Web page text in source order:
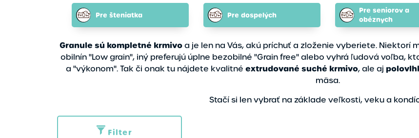
Pre šteniatka Pre dospelých
Pre seniorov a
obéznych
Granule sú kompletné krmivoa je len na Vás, akú príchuť a zloženie vyberiete. Niektorí
obilnín "Low grain", iný preferujú úplne bezobilné "Grain free" alebo vyhrá ľudová voľba,
a "výkonom". Tak či onak tu nájdete kvalitné extrudované suché krmivo, ale aj
mäsa.
Stačí si len vybrať na základe veľkosti, veku a
Filter